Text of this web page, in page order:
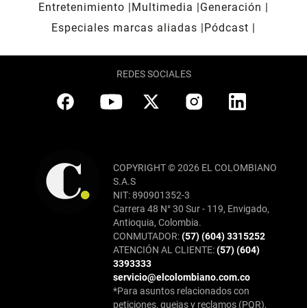
Entretenimiento
Multimedia
Generación
Especiales marcas aliadas
Pódcast
REDES SOCIALES
COPYRIGHT © 2026 EL COLOMBIANO
S.A.S
NIT: 890901352-3
Carrera 48 N° 30 Sur - 119, Envigado,
Antioquia, Colombia.
CONMUTADOR:(57) (604) 3315252
ATENCIÓN AL CLIENTE:(57) (604)
3393333
servicio@elcolombiano.com.co
*Para asuntos relacionados con
peticiones, quejas y reclamos (PQR),